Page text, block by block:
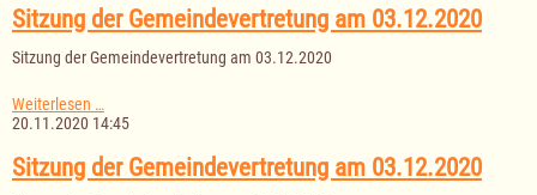
am
03.12.2020
Sitzung der Gemeindevertretung am 03.12.2020
Sitzung der Gemeindevertretung am 03.12.2020
Weiterlesen …
der
am
03.12.2020
20.11.2020 14:45
Sitzung der Gemeindevertretung am 03.12.2020